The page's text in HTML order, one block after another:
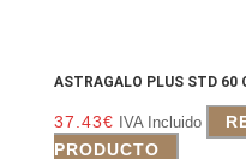
ASTRAGALO PLUS STD 60
37.43€ IVA Incluido
PRODUCTO